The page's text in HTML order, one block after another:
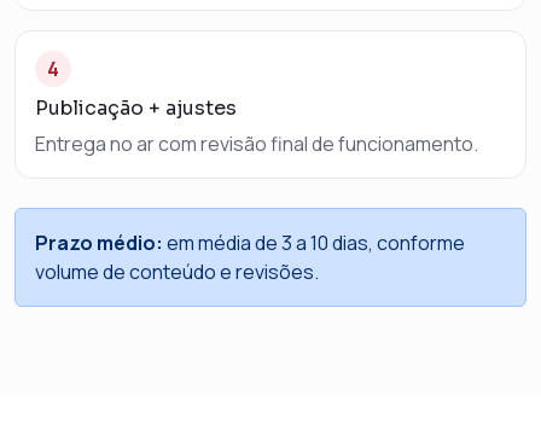
4
Publicação + ajustes
Entrega no ar com revisão final de funcionamento.
Prazo médio: em média de 3 a 10 dias, conforme
volume de conteúdo e revisões.